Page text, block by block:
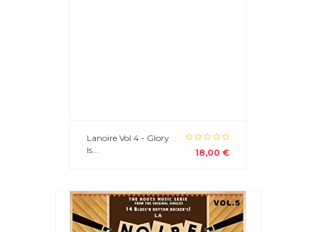
Lanoire Vol 4 - Glory
Is...
18,00 €